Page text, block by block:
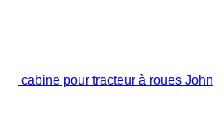
cabine pour tracteur à roues John